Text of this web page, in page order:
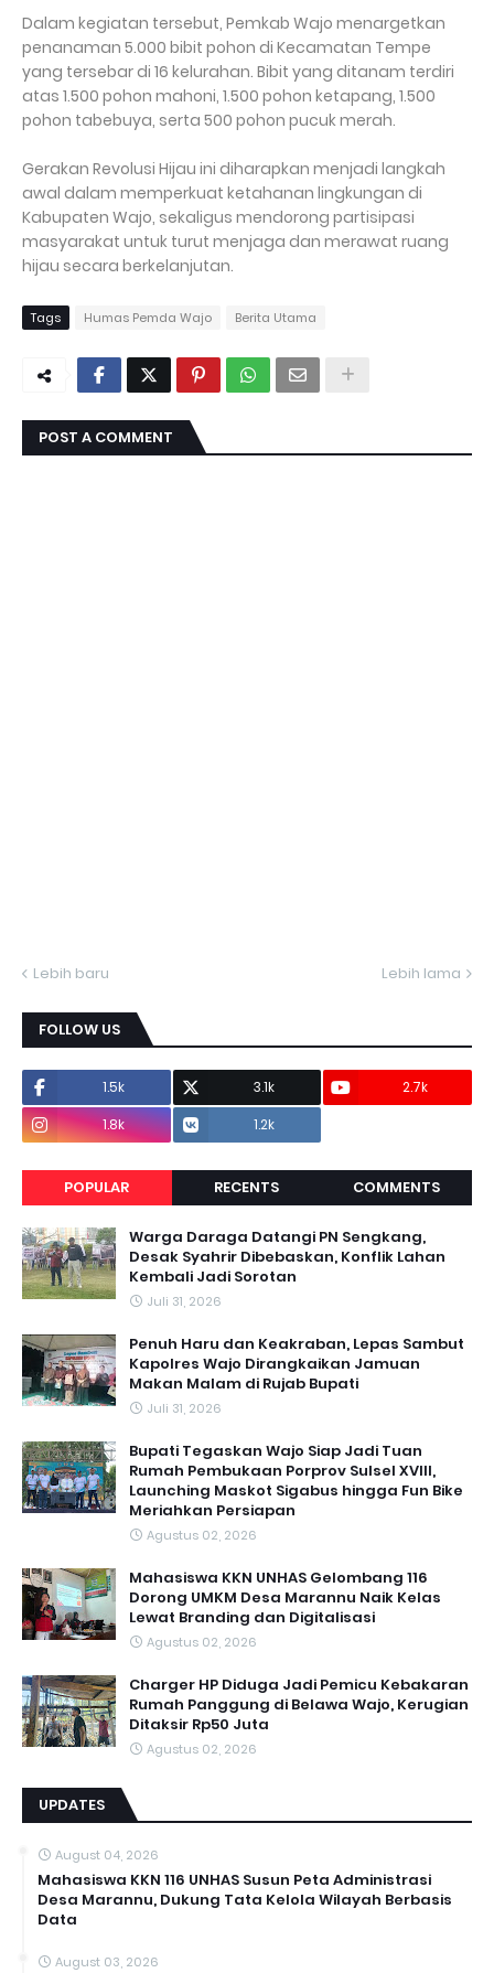
Dalam kegiatan tersebut, Pemkab Wajo menargetkan
penanaman 5.000 bibit pohon di Kecamatan Tempe
yang tersebar di 16 kelurahan. Bibit yang ditanam terdiri
atas 1.500 pohon mahoni, 1.500 pohon ketapang, 1.500
pohon tabebuya, serta 500 pohon pucuk merah.
Gerakan Revolusi Hijau ini diharapkan menjadi langkah
awal dalam memperkuat ketahanan lingkungan di
Kabupaten Wajo, sekaligus mendorong partisipasi
masyarakat untuk turut menjaga dan merawat ruang
hijau secara berkelanjutan.
Tags Humas Pemda Wajo Berita Utama
POST A COMMENT
Lebih baru Lebih lama
FOLLOW US
1.5k 3.1k
2.7k
1.8k
1.2k
POPULAR RECENTS COMMENTS
Warga Daraga Datangi PN Sengkang,
Desak Syahrir Dibebaskan, Konflik Lahan
Kembali Jadi Sorotan
Juli 31, 2026
Penuh Haru dan Keakraban, Lepas Sambut
Kapolres Wajo Dirangkaikan Jamuan
Makan Malam di Rujab Bupati
Juli 31, 2026
Bupati Tegaskan Wajo Siap Jadi Tuan
Rumah Pembukaan Porprov Sulsel XVIII,
Launching Maskot Sigabus hingga Fun Bike
Meriahkan Persiapan
Agustus 02, 2026
Mahasiswa KKN UNHAS Gelombang 116
Dorong UMKM Desa Marannu Naik Kelas
Lewat Branding dan Digitalisasi
Agustus 02, 2026
Charger HP Diduga Jadi Pemicu Kebakaran
Rumah Panggung di Belawa Wajo, Kerugian
Ditaksir Rp50 Juta
Agustus 02, 2026
UPDATES
August 04, 2026
Mahasiswa KKN 116 UNHAS Susun Peta Administrasi
Desa Marannu, Dukung Tata Kelola Wilayah Berbasis
Data
August 03, 2026